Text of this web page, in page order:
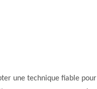
une technique fiable pour